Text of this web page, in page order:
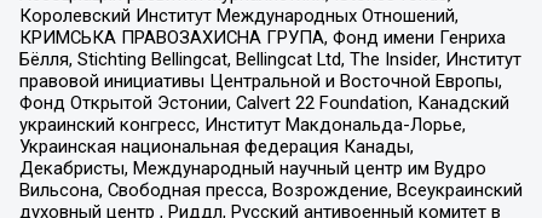
Королевский Институт Международных Отношений,
КРИМСЬКА ПРАВОЗАХИСНА ГРУПА, Фонд имени Генриха
Бёлля, Stichting Bellingcat, Bellingcat Ltd, The Insider, Институт
правовой инициативы Центральной и Восточной Европы,
Фонд Открытой Эстонии, Calvert 22 Foundation, Канадский
украинский конгресс, Институт Макдональда-Лорье,
Украинская национальная федерация Канады,
Декабристы, Международный научный центр им Вудро
Вильсона, Свободная пресса, Возрождение, Всеукраинский
духовный центр , Риддл, Русский антивоенный комитет в